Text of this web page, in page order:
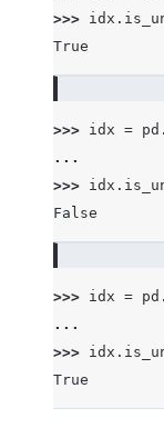
>>> idx .
True
>>> idx = pd .
...
>>> idx .
False
>>> idx = pd .
...
>>> idx .
True